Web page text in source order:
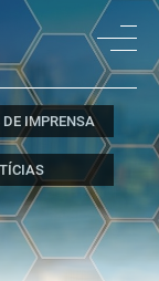
DE IMPRENSA